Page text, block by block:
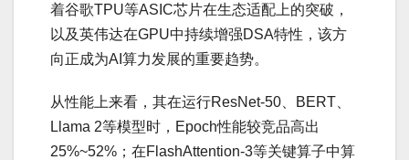
着谷歌TPU等ASIC芯片在生态适配上的突破，
以及英伟达在GPU中持续增强DSA特性，该方
向正成为AI算力发展的重要趋势。
从性能上来看，其在运行ResNet-50、BERT、
Llama 2等模型时，Epoch性能较竞品高出
25%~52%；在FlashAttention-3等关键算子中算